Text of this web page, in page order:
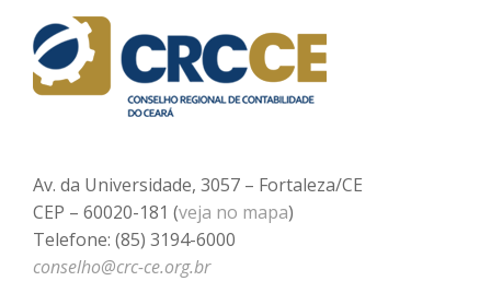
Av. da Universidade, 3057 – Fortaleza/CE
CEP – 60020-181 (veja no mapa)
Telefone: (85) 3194-6000
conselho@crc-ce.org.br